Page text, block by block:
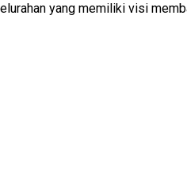
yang memiliki visi